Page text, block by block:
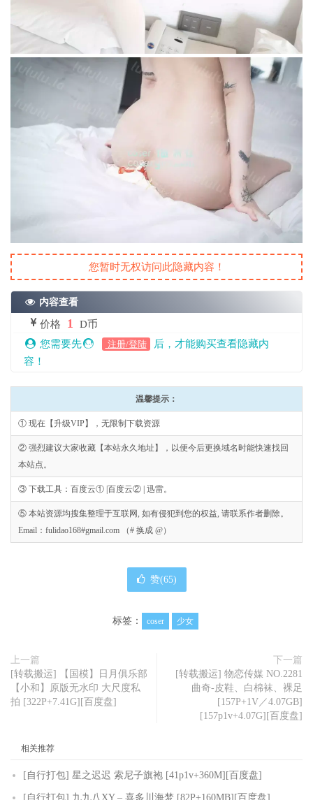
您暂时无权访问此隐藏内容！
内容查看
价格 1
D币
您需要先
注册/登陆
后，才能购买查看隐藏内
容！
温馨提示：
① 现在【升级VIP】，无限制下载资源
② 强烈建议大家收藏【本站永久地址】，以便今后更换域名时能快速找回
本站点。
③ 下载工具：百度云① |百度云② | 迅雷。
⑤ 本站资源均搜集整理于互联网, 如有侵犯到您的权益, 请联系作者删除。
Email：fulidao168#gmail.com （# 换成 @）
赞(65)
标签： coser 少女
上一篇
[转载搬运] 【国模】日月俱乐部
【小和】原版无水印 大尺度私
拍 [322P+7.41G][百度盘]
下一篇
[转载搬运] 物恋传媒 NO.2281
曲奇-皮鞋、白棉袜、裸足
[157P+1V／4.07GB]
[157p1v+4.07G][百度盘]
相关推荐
[自行打包] 星之迟迟 索尼子旗袍 [41p1v+360M][百度盘]
[自行打包] 九九八XY – 喜多川海梦 [82P+160MB][百度盘]